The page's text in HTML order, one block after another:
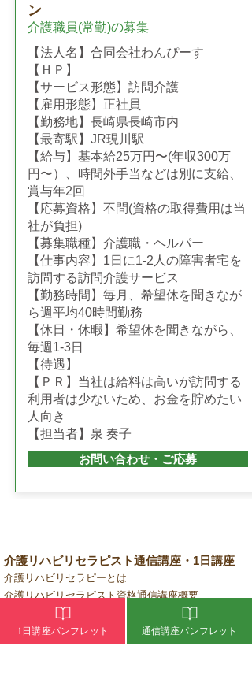
ン
介護職員(常勤)の募集
【法人名】合同会社わんぴーす
【ＨＰ】
【サービス形態】訪問介護
【雇用形態】正社員
【勤務地】長崎県長崎市内
【最寄駅】JR現川駅
【給与】基本給25万円〜(年収300万
円〜）、時間外手当などは別に支給、
賞与年2回
【応募資格】不問(資格の取得費用は当
社が負担)
【募集職種】介護職・ヘルパー
【仕事内容】1日に1-2人の障害者宅を
訪問する訪問介護サービス
【勤務時間】毎月、希望休を聞きなが
ら週平均40時間勤務
【休日・休暇】希望休を聞きながら、
毎週1-3日
【待遇】
【ＰＲ】当社は給料は高いが訪問する
利用者は少ないため、お金を貯めたい
人向き
【担当者】泉 奏子
お問い合わせ・ご応募
介護リハビリセラピスト通信講座・1日講座
介護リハビリセラピーとは
介護リハビリセラピスト資格通信講座概要
介護リハビリセラピスト通信講座WEBパンフレット
介護リハビリセラピスト通信講座お申込み
介護リハビリセラピスト資格1日講座概要
1日講座パンフレット 通信講座パンフレット